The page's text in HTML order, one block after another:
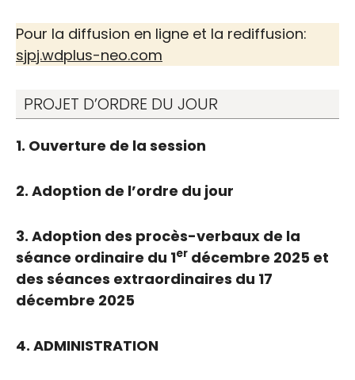
Pour la diffusion en ligne et la rediffusion:
sjpj.wdplus-neo.com
PROJET D’ORDRE DU JOUR
1. Ouverture de la session
2. Adoption de l’ordre du jour
3. Adoption des procès-verbaux de la
séance ordinaire du 1er décembre 2025 et
des séances extraordinaires du 17
décembre 2025
4. ADMINISTRATION